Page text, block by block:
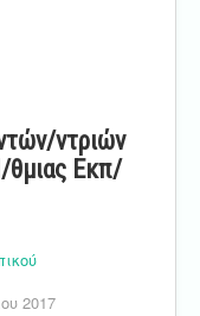
ντριών
θμιας Εκπ/
2017